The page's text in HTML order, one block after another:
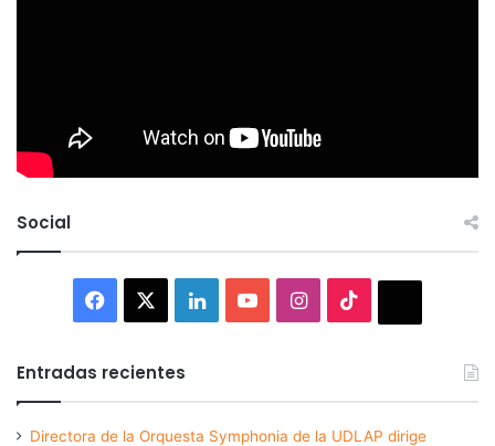
Social
Facebook LinkedInYouTubeInstagram
Entradas recientes
Directora de la Orquesta Symphonia de la UDLAP dirige